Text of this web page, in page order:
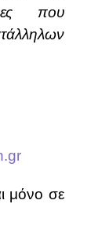
που
μόνο σε